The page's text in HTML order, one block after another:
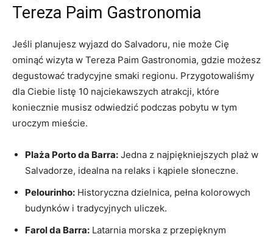
Tereza Paim Gastronomia
Jeśli ​planujesz wyjazd do Salvadoru, nie może Cię
ominąć ​wizyta​ w Tereza⁣ Paim Gastronomia, gdzie ‍możesz
degustować​ tradycyjne smaki regionu. Przygotowaliśmy
dla Ciebie listę 10 najciekawszych⁤ atrakcji, które
‍koniecznie musisz odwiedzić podczas pobytu w tym
uroczym mieście.
Plaża ⁤Porto da Barra: Jedna z najpiękniejszych plaż‌ w
Salvadorze, idealna na relaks i kąpiele słoneczne.
Pelourinho: Historyczna ​dzielnica, ⁤pełna kolorowych
budynków i ⁣tradycyjnych‍ uliczek.
Farol da ⁤Barra: Latarnia morska z przepięknym